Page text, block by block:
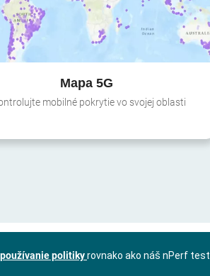
Mapa 5G
mobilné pokrytie vo svojej oblasti
politikyrovnako ako náš nPerf test.